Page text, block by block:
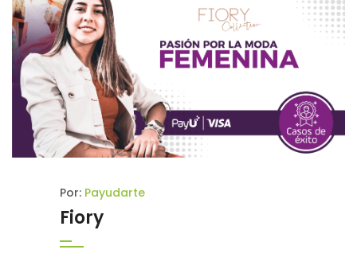
Por: Payudarte
Fiory